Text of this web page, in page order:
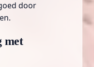
door
met